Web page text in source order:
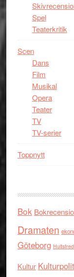
Spel
Teaterkritik
Scen
Dans
Film
Musikal
Opera
Teater
TV
TV-serier
Toppnytt
Bok
Dramaten
Göteborg Hultsfred
Kultur